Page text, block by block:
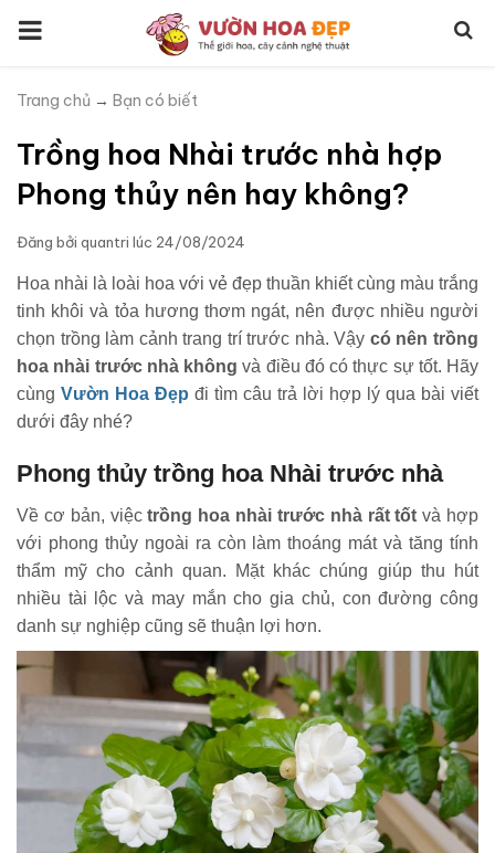
Trang chủ → Bạn có biết
Trồng hoa Nhài trước nhà hợp
Phong thủy nên hay không?
Đăng bởi quantri lúc 24/08/2024
Hoa nhài là loài hoa với vẻ đẹp thuần khiết cùng màu trắng
tinh khôi và tỏa hương thơm ngát, nên được nhiều người
chọn trồng làm cảnh trang trí trước nhà. Vậy có nên trồng
hoa nhài trước nhà không và điều đó có thực sự tốt. Hãy
cùng Vườn Hoa Đẹp đi tìm câu trả lời hợp lý qua bài viết
dưới đây nhé?
Phong thủy trồng hoa Nhài trước nhà
Về cơ bản, việctrồng hoa nhài trước nhà rất tốt và hợp
với phong thủy ngoài ra còn làm thoáng mát và tăng tính
thẩm mỹ cho cảnh quan. Mặt khác chúng giúp thu hút
nhiều tài lộc và may mắn cho gia chủ, con đường công
danh sự nghiệp cũng sẽ thuận lợi hơn.